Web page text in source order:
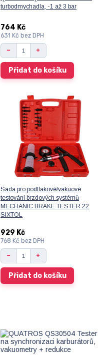
turbodmychadla, -1 až 3 bar
764 Kč
631 Kč bez DPH
Přidat do košíku
Sada pro podtlakové/vakuové
testování brzdových systémů
MECHANIC BRAKE TESTER 22
SIXTOL
929 Kč
768 Kč bez DPH
Přidat do košíku